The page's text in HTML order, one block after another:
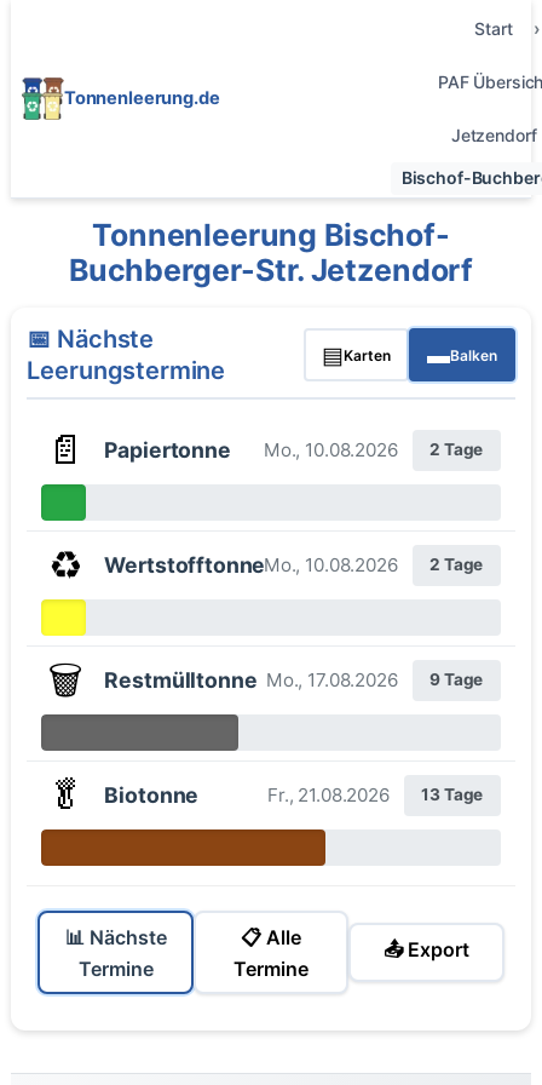
Tonnenleerung.de
Start
PAF
Jetzendorf
Bischof-
Tonnenleerung Bischof-
Buchberger-Str. Jetzendorf
📅 Nächste
Leerungstermine
▤Karten ▬Balken
📄 Papiertonne Mo., 10.08.2026 2 Tage
♻️ WertstofftonneMo., 10.08.2026 2 Tage
🗑️ Restmülltonne Mo., 17.08.2026 9 Tage
🥬 Biotonne Fr., 21.08.2026 13 Tage
📊 Nächste
Termine
📋 Alle
Termine
📤 Export